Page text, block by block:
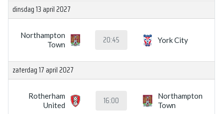
dinsdag 13 april 2027
Northampton
Town
20:45 York City
zaterdag 17 april 2027
Rotherham
United
16:00
Northampton
Town